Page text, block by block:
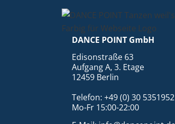
DANCE POINT GmbH
Edisonstraße 63
Aufgang A, 3. Etage
12459 Berlin
Telefon: +49 (0) 30 5351952
Mo-Fr 15:00-22:00